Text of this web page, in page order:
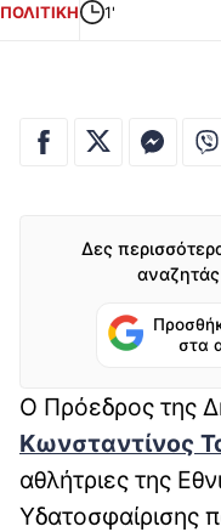
ΠΟΛΙΤΙΚΗ 1'
Δες
στα
Ο Πρόεδρος της
Κωνσταντίνος
αθλήτριες της
Υδατοσφαίρισης